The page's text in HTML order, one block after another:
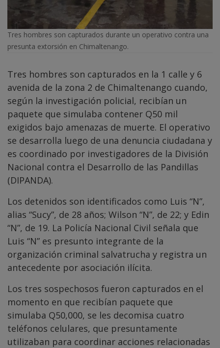
Tres hombres son capturados durante un operativo contra una
presunta extorsión en Chimaltenango.
Tres hombres son capturados en la 1 calle y 6
avenida de la zona 2 de Chimaltenango cuando,
según la investigación policial, recibían un
paquete que simulaba contener Q50 mil
exigidos bajo amenazas de muerte. El operativo
se desarrolla luego de una denuncia ciudadana y
es coordinado por investigadores de la División
Nacional contra el Desarrollo de las Pandillas
(DIPANDA).
Los detenidos son identificados como Luis “N”,
alias “Sucy”, de 28 años; Wilson “N”, de 22; y Edin
“N”, de 19. La Policía Nacional Civil señala que
Luis “N” es presunto integrante de la
organización criminal salvatrucha y registra un
antecedente por asociación ilícita.
Los tres sospechosos fueron capturados en el
momento en que recibían paquete que
simulaba Q50,000, se les decomisa cuatro
teléfonos celulares, que presuntamente
utilizaban para coordinar acciones relacionadas